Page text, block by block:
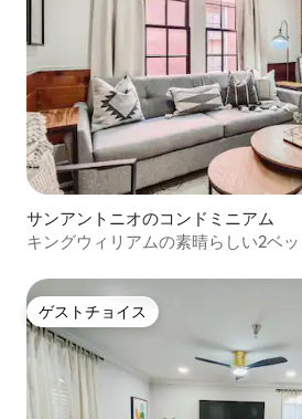
サンアントニオのコンドミニアム
キングウィリアムの素晴らしい2ベ
ゲストチョイス
ゲストチョイス